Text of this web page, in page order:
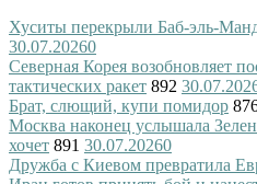
Хуситы перекрыли Баб-эль-
30.07.20260
Северная Корея возобновляет
тактических ракет 892
Брат, слющий, купи помидор
Москва наконец услышала
хочет 891 30.07.20260
Дружба с Киевом превратила